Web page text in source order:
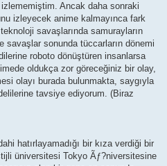
Ancak daha sonraki
izleyecek anime kalmayınca fark
savaşlarında samurayların
savaşlar sonunda tüccarların dönemi
roboto dönüştüren insanlarsa
oldukça zor göreceğiniz bir olay,
olayı burada bulunmakta, saygıyla
tavsiye ediyorum. (Biraz
hatırlayamadığı bir kıza verdiği bir
üniversitesi Tokyo Ãƒ?niversitesine